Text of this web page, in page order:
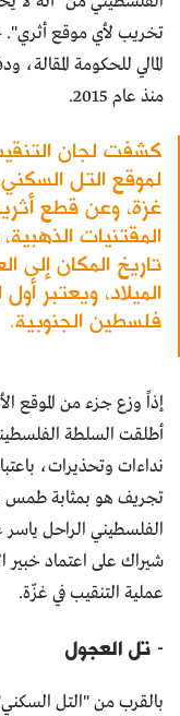
تخريب لأي موقع
المالي للحكومة
منذ عام 2015.
كشفت لجان
لموقع التل
غزة، وعن قطع
المقتنيات
الميلاد، ويعتبر
فلسطين الجنوبية.
إذاً وزع جزء من الموقع
أطلقت السلطة
نداءات وتحذيرات،
تجريف هو بمثابة طمس
الفلسطيني الراحل
شيراك على اعتماد
عملية التنقيب في غزّة.
- تل العجول
بالقرب من "التل